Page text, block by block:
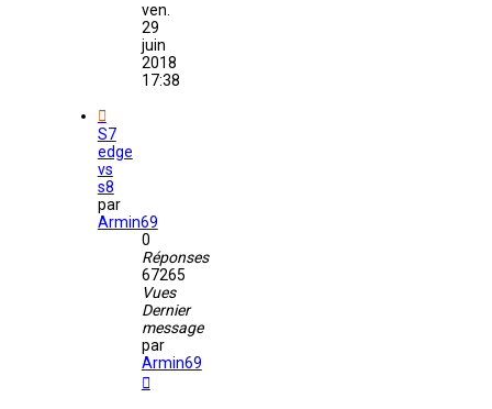
ven.
29
juin
2018
17:38
S7
edge
vs
s8
par
Armin69
0
Réponses
67265
Vues
Dernier
message
par
Armin69